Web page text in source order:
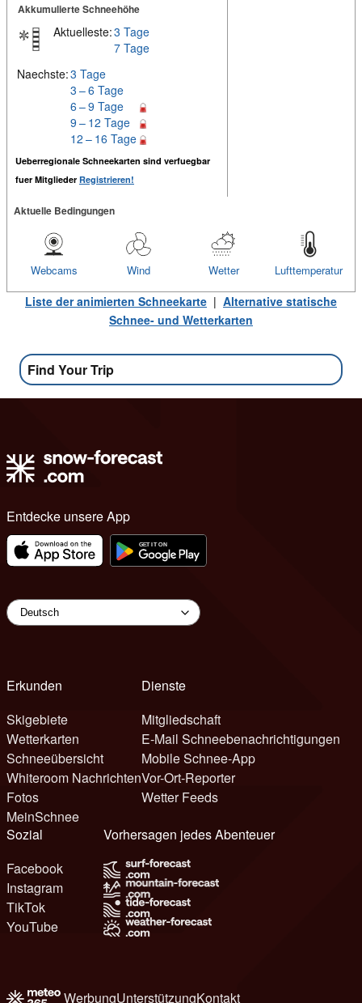
Akkumulierte Schneehöhe
Aktuelleste:3 Tage
7 Tage
Naechste:3 Tage
3 – 6 Tage
6 – 9 Tage
9 – 12 Tage
12 – 16 Tage
Ueberregionale Schneekarten sind verfuegbar
fuer Mitglieder Registrieren!
Aktuelle Bedingungen
Lufttemperatur
Wetter
Wind
Webcams
Liste der animierten Schneekarte | Alternative statische
Schnee- und Wetterkarten
Find Your Trip
Entdecke unsere App
Erkunden
Skigebiete
Wetterkarten
Schneeübersicht
Whiteroom Nachrichten
Fotos
MeinSchnee
Dienste
Mitgliedschaft
E-Mail Schneebenachrichtigungen
Mobile Schnee-App
Vor-Ort-Reporter
Wetter Feeds
Sozial
Facebook
Instagram
TikTok
YouTube
Vorhersagen jedes Abenteuer
WerbungUnterstützungKontakt